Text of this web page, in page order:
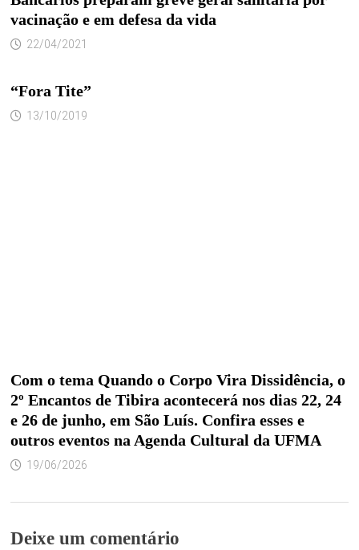
vacinação e em defesa da vida
22/04/2021
“Fora Tite”
13/10/2019
Com o tema Quando o Corpo Vira Dissidência, o
2º Encantos de Tibira acontecerá nos dias 22, 24
e 26 de junho, em São Luís. Confira esses e
outros eventos na Agenda Cultural da UFMA
19/06/2026
Deixe um comentário